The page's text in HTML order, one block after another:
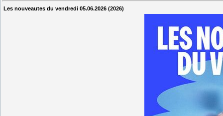
Les nouveautes du vendredi 05.06.2026 (2026)